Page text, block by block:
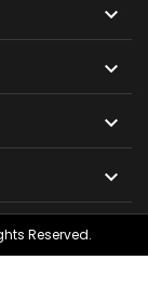




Reserved.